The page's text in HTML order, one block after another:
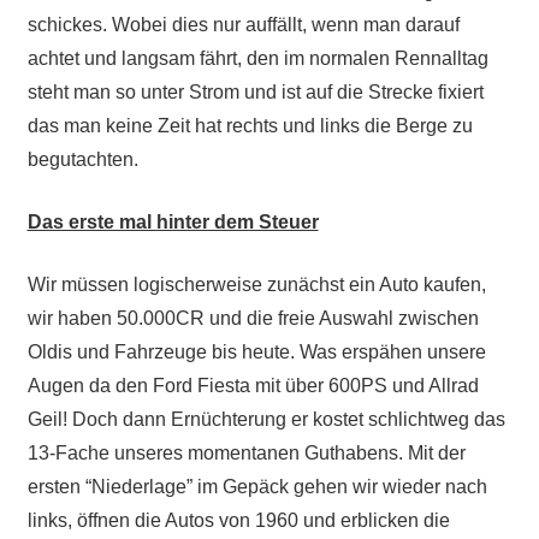
schickes. Wobei dies nur auffällt, wenn man darauf
achtet und langsam fährt, den im normalen Rennalltag
steht man so unter Strom und ist auf die Strecke fixiert
das man keine Zeit hat rechts und links die Berge zu
begutachten.
Das erste mal hinter dem Steuer
Wir müssen logischerweise zunächst ein Auto kaufen,
wir haben 50.000CR und die freie Auswahl zwischen
Oldis und Fahrzeuge bis heute. Was erspähen unsere
Augen da den Ford Fiesta mit über 600PS und Allrad
Geil! Doch dann Ernüchterung er kostet schlichtweg das
13-Fache unseres momentanen Guthabens. Mit der
ersten “Niederlage” im Gepäck gehen wir wieder nach
links, öffnen die Autos von 1960 und erblicken die